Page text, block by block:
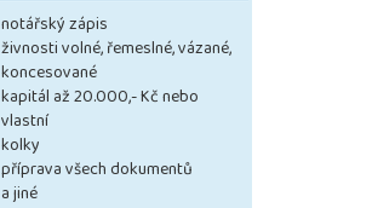
notářský zápis
živnosti volné, řemeslné, vázané,
koncesované
kapitál až 20.000,- Kč nebo
vlastní
kolky
příprava všech dokumentů
a jiné